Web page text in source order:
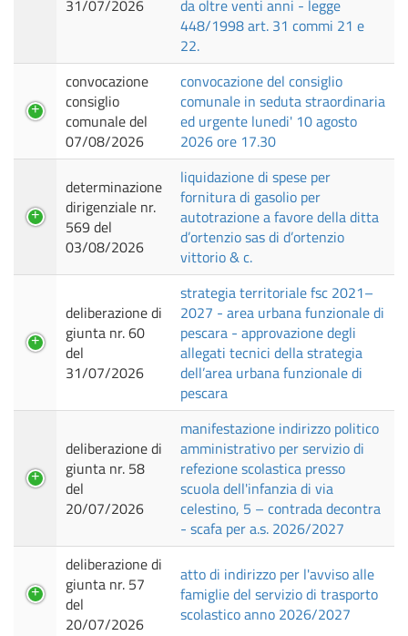
31/07/2026
da oltre venti anni - legge
448/1998 art. 31 commi 21 e
22.
convocazione
consiglio
comunale del
07/08/2026
convocazione del consiglio
comunale in seduta straordinaria
ed urgente lunedi' 10 agosto
2026 ore 17.30
determinazione
dirigenziale nr.
569 del
03/08/2026
liquidazione di spese per
fornitura di gasolio per
autotrazione a favore della ditta
d’ortenzio sas di d’ortenzio
vittorio & c.
deliberazione di
giunta nr. 60
del
31/07/2026
strategia territoriale fsc 2021–
2027 - area urbana funzionale di
pescara - approvazione degli
allegati tecnici della strategia
dell’area urbana funzionale di
pescara
deliberazione di
giunta nr. 58
del
20/07/2026
manifestazione indirizzo politico
amministrativo per servizio di
refezione scolastica presso
scuola dell'infanzia di via
celestino, 5 – contrada decontra
- scafa per a.s. 2026/2027
deliberazione di
giunta nr. 57
del
20/07/2026
atto di indirizzo per l'avviso alle
famiglie del servizio di trasporto
scolastico anno 2026/2027